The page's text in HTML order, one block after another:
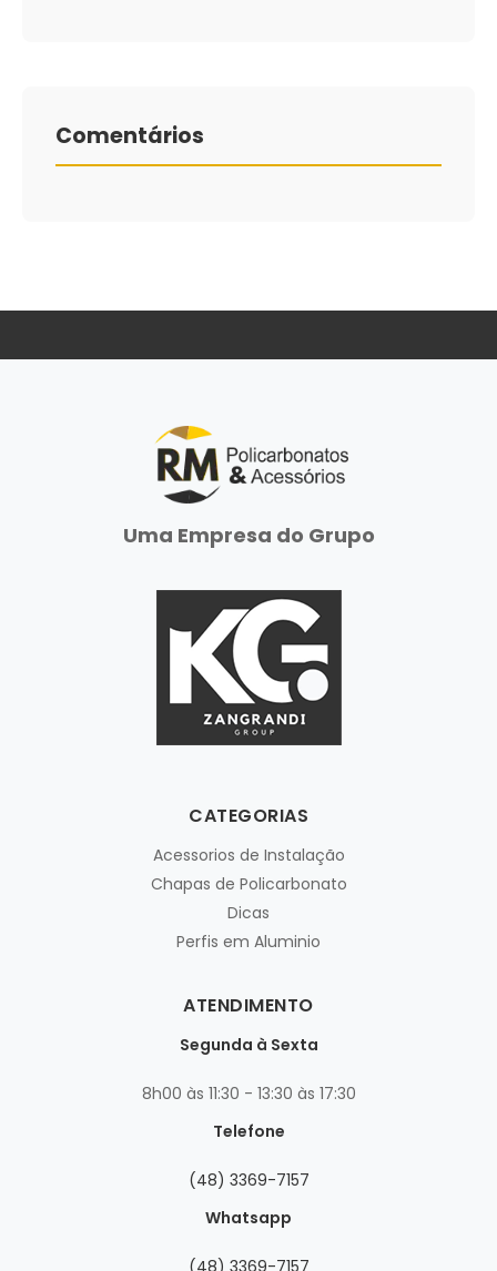
Comentários
Uma Empresa do Grupo
CATEGORIAS
Acessorios de Instalação
Chapas de Policarbonato
Dicas
Perfis em Aluminio
ATENDIMENTO
Segunda à Sexta
8h00 às 11:30 - 13:30 às 17:30
Telefone
(48) 3369-7157
Whatsapp